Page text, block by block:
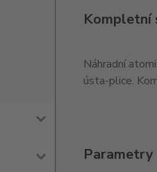
Kompletní
Náhradní
ústa-plice.
Parametry